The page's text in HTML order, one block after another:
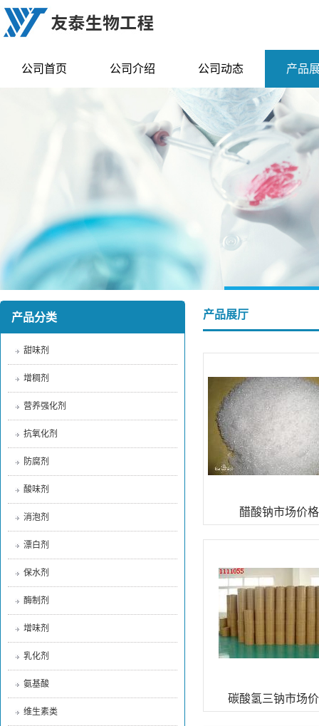
公司首页 公司介绍 公司动态 产品
产品分类
甜味剂
增稠剂
营养强化剂
抗氧化剂
防腐剂
酸味剂
消泡剂
漂白剂
保水剂
酶制剂
增味剂
乳化剂
氨基酸
维生素类
产品展厅
醋酸钠市场价格
碳酸氢三钠市场